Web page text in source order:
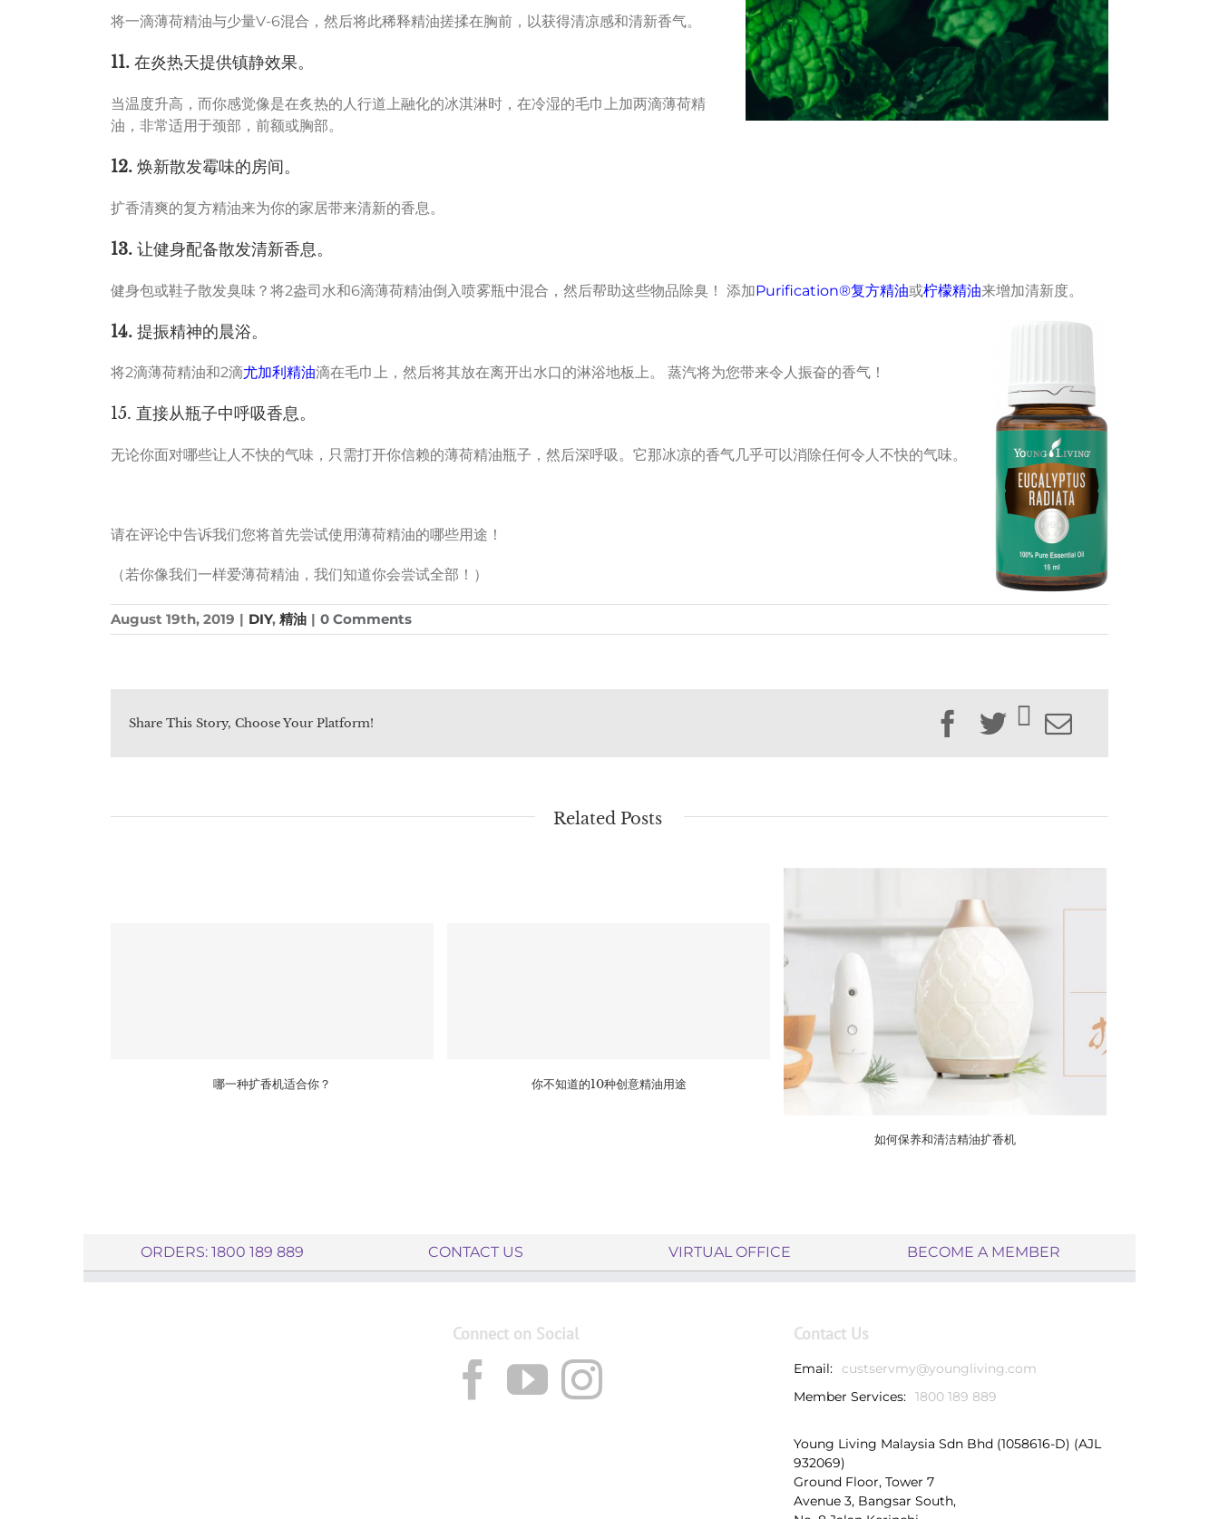
将一滴薄荷精油与少量V-6混合，然后将此稀释精油搓揉在胸前，以获得清凉感和清新香气。
11. 在炎热天提供镇静效果。
当温度升高，而你感觉像是在炙热的人行道上融化的冰淇淋时，在冷湿的毛巾上加两滴薄荷精
油，非常适用于颈部，前额或胸部。
12. 焕新散发霉味的房间。
扩香清爽的复方精油来为你的家居带来清新的香息。
13. 让健身配备散发清新香息。
健身包或鞋子散发臭味？将2盎司水和6滴薄荷精油倒入喷雾瓶中混合，然后帮助这些物品除臭！ 添加Purification®复方精油或柠檬精油来增加清新度。
14. 提振精神的晨浴。
将2滴薄荷精油和2滴尤加利精油滴在毛巾上，然后将其放在离开出水口的淋浴地板上。 蒸汽将为您带来令人振奋的香气！
15. 直接从瓶子中呼吸香息。
无论你面对哪些让人不快的气味，只需打开你信赖的薄荷精油瓶子，然后深呼吸。它那冰凉的香气几乎可以消除任何令人不快的气味。
请在评论中告诉我们您将首先尝试使用薄荷精油的哪些用途！
（若你像我们一样爱薄荷精油，我们知道你会尝试全部！）
August 19th, 2019 | DIY, 精油 | 0 Comments
Share This Story, Choose Your Platform! Facebook
TwitterEmail
Related Posts
哪一种扩香机适合你？ 你不知道的10种创意精油用途
如何保养和清洁精油扩香机
ORDERS: 1800 189 889 CONTACT US VIRTUAL OFFICE BECOME A MEMBER
Connect on Social Contact Us
Email:
custservmy@youngliving.com
Member Services: 1800 189 889
Young Living Malaysia Sdn Bhd (1058616-D) (AJL
932069)
Ground Floor, Tower 7
Avenue 3, Bangsar South,